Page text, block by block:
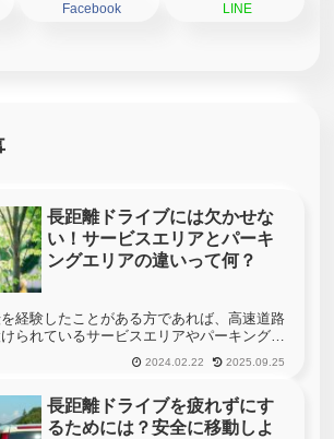
Facebook LINE
長距離ドライブには欠かせな
い！サービスエリアとパーキ
ングエリアの違いって何？
経験したことがある方であれば、高速道路
られているサービスエリアやパーキングエ
があると言う方がほとんどでしょう。サー
キングエリアは、長時間の運転が想定される
2024.02.22 2025.09.25
長距離ドライブを疲れずにす
るためには？安全に移動しよ